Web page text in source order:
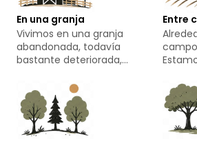
En una granja
Vivimos en una granja
abandonada, todavía
bastante deteriorada,
de nuestros perros, de
momento no hay otros
animales, solo cientos de
pájaros, insectos y todo lo
Entre